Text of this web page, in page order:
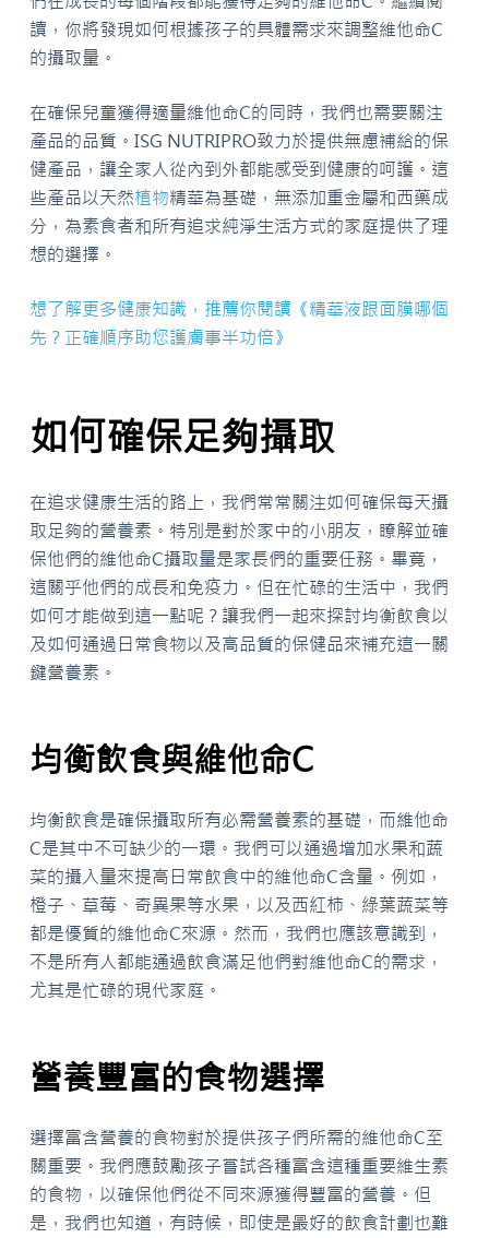
讀，你將發現如何根據孩子的具體需求來調整維他命C
的攝取量。
在確保兒童獲得適量維他命C的同時，我們也需要關注
產品的品質。ISG NUTRIPRO致力於提供無慮補給的保
健產品，讓全家人從內到外都能感受到健康的呵護。這
些產品以天然植物精華為基礎，無添加重金屬和西藥成
分，為素食者和所有追求純淨生活方式的家庭提供了理
想的選擇。
想了解更多健康知識，推薦你閱讀《精華液跟面膜哪個
先？正確順序助您護膚事半功倍》
如何確保足夠攝取
在追求健康生活的路上，我們常常關注如何確保每天攝
取足夠的營養素。特別是對於家中的小朋友，瞭解並確
保他們的維他命C攝取量是家長們的重要任務。畢竟，
這關乎他們的成長和免疫力。但在忙碌的生活中，我們
如何才能做到這一點呢？讓我們一起來探討均衡飲食以
及如何通過日常食物以及高品質的保健品來補充這一關
鍵營養素。
均衡飲食與維他命C
均衡飲食是確保攝取所有必需營養素的基礎，而維他命
C是其中不可缺少的一環。我們可以通過增加水果和蔬
菜的攝入量來提高日常飲食中的維他命C含量。例如，
橙子、草莓、奇異果等水果，以及西紅柿、綠葉蔬菜等
都是優質的維他命C來源。然而，我們也應該意識到，
不是所有人都能通過飲食滿足他們對維他命C的需求，
尤其是忙碌的現代家庭。
營養豐富的食物選擇
選擇富含營養的食物對於提供孩子們所需的維他命C至
關重要。我們應鼓勵孩子嘗試各種富含這種重要維生素
的食物，以確保他們從不同來源獲得豐富的營養。但
是，我們也知道，有時候，即使是最好的飲食計劃也難